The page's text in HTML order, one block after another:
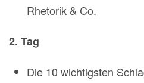
Rhetorik & Co.
2. Tag
Die 10 wichtigsten